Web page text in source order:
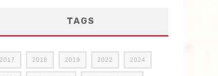
TAGS
2017 2018 2019 2022 2024